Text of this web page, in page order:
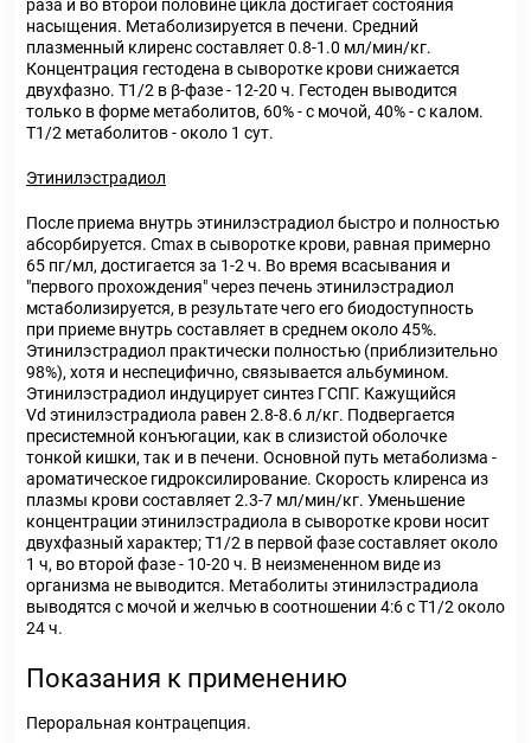
раза и во второй половине цикла достигает состояния
насыщения. Метаболизируется в печени. Средний
плазменный клиренс составляет 0.8-1.0 мл/мин/кг.
Концентрация гестодена в сыворотке крови снижается
двухфазно. T1/2 в β-фазе - 12-20 ч. Гестоден выводится
только в форме метаболитов, 60% - с мочой, 40% - с калом.
T1/2 метаболитов - около 1 сут.
Этинилэстрадиол
После приема внутрь этинилэстрадиол быстро и полностью
абсорбируется. Cmax в сыворотке крови, равная примерно
65 пг/мл, достигается за 1-2 ч. Во время всасывания и
"первого прохождения" через печень этинилэстрадиол
мстаболизируется, в результате чего его биодоступность
при приеме внутрь составляет в среднем около 45%.
Этинилэстрадиол практически полностью (приблизительно
98%), хотя и неспецифично, связывается альбумином.
Этинилэстрадиол индуцирует синтез ГСПГ. Кажущийся
Vd этинилэстрадиола равен 2.8-8.6 л/кг. Подвергается
пресистемной конъюгации, как в слизистой оболочке
тонкой кишки, так и в печени. Основной путь метаболизма -
ароматическое гидроксилирование. Скорость клиренса из
плазмы крови составляет 2.3-7 мл/мин/кг. Уменьшение
концентрации этинилэстрадиола в сыворотке крови носит
двухфазный характер; T1/2 в первой фазе составляет около
1 ч, во второй фазе - 10-20 ч. В неизмененном виде из
организма не выводится. Метаболиты этинилэстрадиола
выводятся с мочой и желчью в соотношении 4:6 с T1/2 около
24 ч.
Показания к применению
Пероральная контрацепция.